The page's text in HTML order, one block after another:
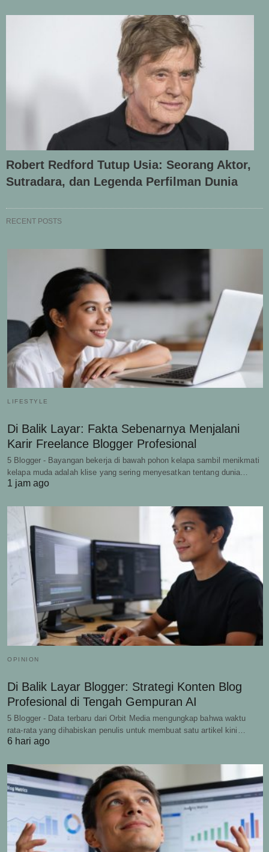
Robert Redford Tutup Usia: Seorang Aktor,
Sutradara, dan Legenda Perfilman Dunia
RECENT POSTS
LIFESTYLE
Di Balik Layar: Fakta Sebenarnya Menjalani
Karir Freelance Blogger Profesional
5 Blogger - Bayangan bekerja di bawah pohon kelapa sambil menikmati
kelapa muda adalah klise yang sering menyesatkan tentang dunia…
1 jam ago
OPINION
Di Balik Layar Blogger: Strategi Konten Blog
Profesional di Tengah Gempuran AI
5 Blogger - Data terbaru dari Orbit Media mengungkap bahwa waktu
rata-rata yang dihabiskan penulis untuk membuat satu artikel kini…
6 hari ago